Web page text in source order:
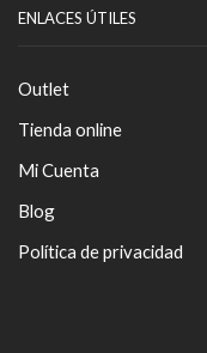
ENLACES ÚTILES
Outlet
Tienda online
Mi Cuenta
Blog
Política de privacidad